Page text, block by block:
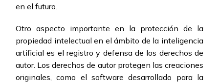
en el futuro.
Otro aspecto importante en la protección de la
propiedad intelectual en el ámbito de la inteligencia
artificial es el registro y defensa de los derechos de
autor. Los derechos de autor protegen las creaciones
originales, como el software desarrollado para la